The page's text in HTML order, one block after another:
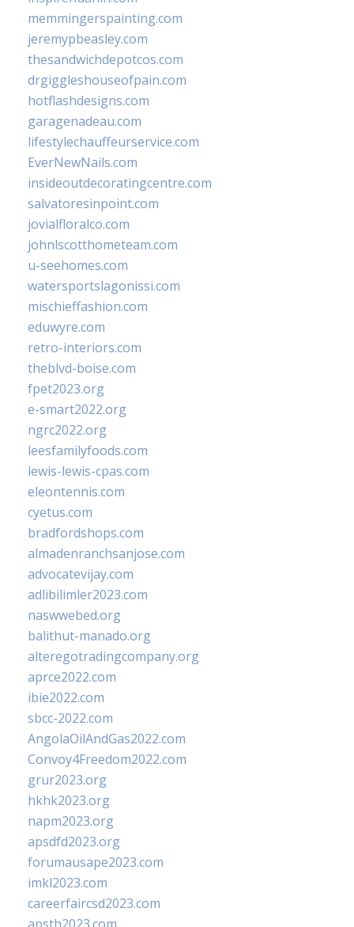
memmingerspainting.com
jeremypbeasley.com
thesandwichdepotcos.com
drgiggleshouseofpain.com
hotflashdesigns.com
garagenadeau.com
lifestylechauffeurservice.com
EverNewNails.com
insideoutdecoratingcentre.com
salvatoresinpoint.com
jovialfloralco.com
johnlscotthometeam.com
u-seehomes.com
watersportslagonissi.com
mischieffashion.com
eduwyre.com
retro-interiors.com
theblvd-boise.com
fpet2023.org
e-smart2022.org
ngrc2022.org
leesfamilyfoods.com
lewis-lewis-cpas.com
eleontennis.com
cyetus.com
bradfordshops.com
almadenranchsanjose.com
advocatevijay.com
adlibilimler2023.com
naswwebed.org
balithut-manado.org
alteregotradingcompany.org
aprce2022.com
ibie2022.com
sbcc-2022.com
AngolaOilAndGas2022.com
Convoy4Freedom2022.com
grur2023.org
hkhk2023.org
napm2023.org
apsdfd2023.org
forumausape2023.com
imkl2023.com
careerfaircsd2023.com